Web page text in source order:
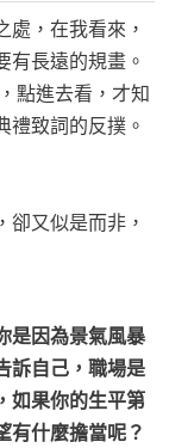
處，在我看來，
有長遠的規畫。
點進去看，才知
禮致詞的反撲。
卻又似是而非，
是因為景氣風暴
訴自己，職場是
如果你的生平第
有什麼擔當呢？